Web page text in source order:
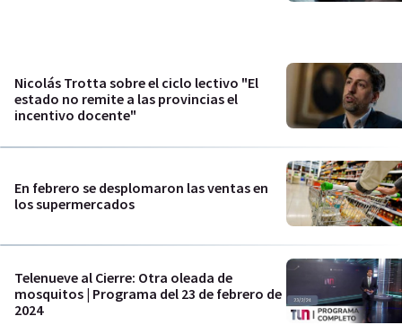
Nicolás Trotta sobre el ciclo lectivo "El
estado no remite a las provincias el
incentivo docente"
En febrero se desplomaron las ventas en
los supermercados
Telenueve al Cierre: Otra oleada de
mosquitos | Programa del 23 de febrero de
2024